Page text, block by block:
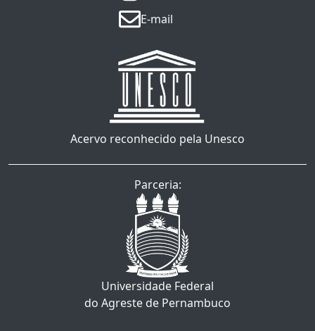
E-mail
Acervo reconhecido pela Unesco
Parceria:
Universidade Federal
do Agreste de Pernambuco